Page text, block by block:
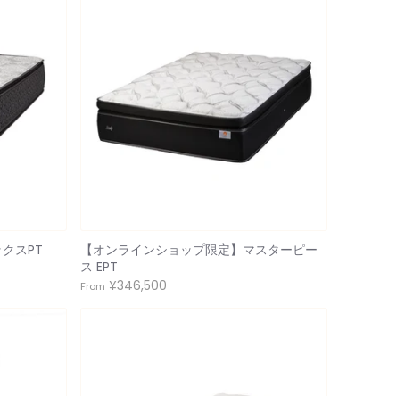
スPT
【オンラインショップ限定】マスターピー
ス EPT
From ¥346,500